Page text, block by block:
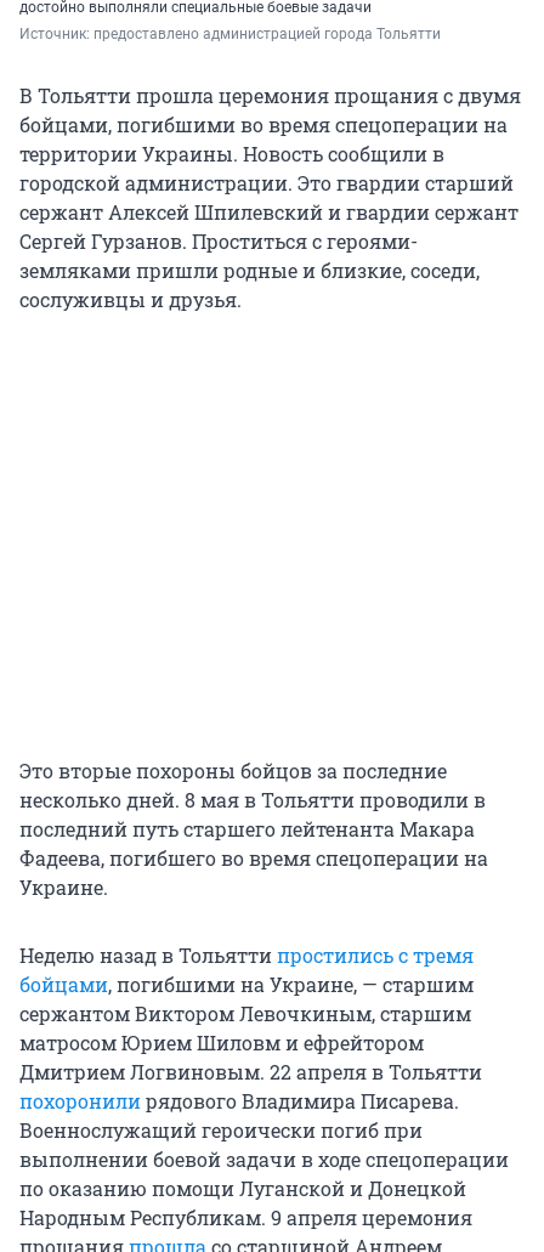
достойно выполняли специальные боевые задачи
Источник: предоставлено администрацией города Тольятти
В Тольятти прошла церемония прощания с двумя
бойцами, погибшими во время спецоперации на
территории Украины. Новость сообщили в
городской администрации. Это гвардии старший
сержант Алексей Шпилевский и гвардии сержант
Сергей Гурзанов. Проститься с героями-
земляками пришли родные и близкие, соседи,
сослуживцы и друзья.
Это вторые похороны бойцов за последние
несколько дней. 8 мая в Тольятти проводили в
последний путь старшего лейтенанта Макара
Фадеева, погибшего во время спецоперации на
Украине.
Неделю назад в Тольяттипростились с тремя
бойцами, погибшими на Украине, — старшим
сержантом Виктором Левочкиным, старшим
матросом Юрием Шиловм и ефрейтором
Дмитрием Логвиновым. 22 апреля в Тольятти
похоронилирядового Владимира Писарева.
Военнослужащий героически погиб при
выполнении боевой задачи в ходе спецоперации
по оказанию помощи Луганской и Донецкой
Народным Республикам. 9 апреля церемония
прощанияпрошласо старшиной Андреем